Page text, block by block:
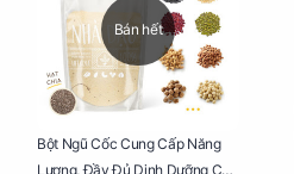
Bán hết
Bột Ngũ Cốc Cung Cấp Năng
Lượng, Đầy Đủ Dinh Dưỡng Cho